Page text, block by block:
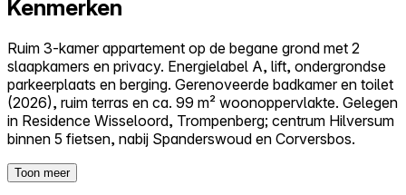
Kenmerken
Ruim 3-kamer appartement op de begane grond met 2
slaapkamers en privacy. Energielabel A, lift, ondergrondse
parkeerplaats en berging. Gerenoveerde badkamer en toilet
(2026), ruim terras en ca. 99 m² woonoppervlakte. Gelegen
in Residence Wisseloord, Trompenberg; centrum Hilversum
binnen 5 fietsen, nabij Spanderswoud en Corversbos.
Toon meer